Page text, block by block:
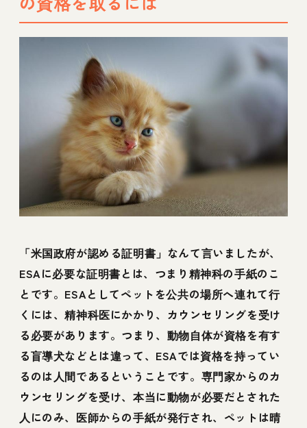
「米国政府が認める証明書」なんて言いましたが、
ESAに必要な証明書とは、つまり精神科の手紙のこ
とです。ESAとしてペットを公共の場所へ連れて行
くには、精神科医にかかり、カウンセリングを受け
る必要があります。つまり、動物自体が資格を有す
る盲導犬などとは違って、ESAでは資格を持ってい
るのは人間であるということです。専門家からのカ
ウンセリングを受け、本当に動物が必要だとされた
人にのみ、医師からの手紙が発行され、ペットは晴